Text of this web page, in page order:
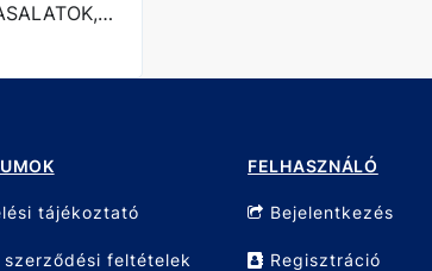
tájékoztató
szerződési feltételek
FELHASZNÁLÓ
Bejelentkezés
Regisztráció